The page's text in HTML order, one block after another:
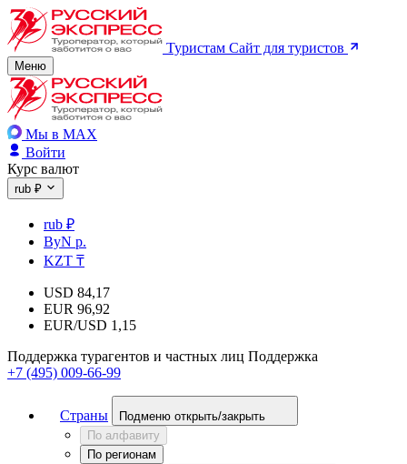
Туристам Сайт для туристов
Меню
Мы в MAX
Войти
Курс валют
rub ₽
rub ₽
ByN р.
KZT ₸
USD 84,17
EUR 96,92
EUR/USD 1,15
Поддержка турагентов и частных лиц Поддержка
+7 (495) 009-66-99
Страны
Подменю открыть/закрыть
По алфавиту
По регионам